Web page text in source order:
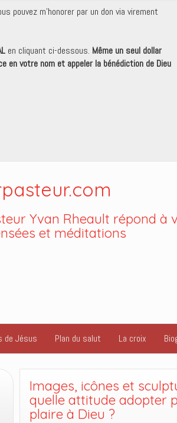
pouvez m'honorer par un don via virement
en cliquant ci-dessous. Même un seul dollar
en votre nom et appeler la bénédiction de Dieu
Yvan Rheault répond à
et méditations
de Jésus Plan du salut La croix
Images, icônes et
quelle attitude adopter
plaire à Dieu ?